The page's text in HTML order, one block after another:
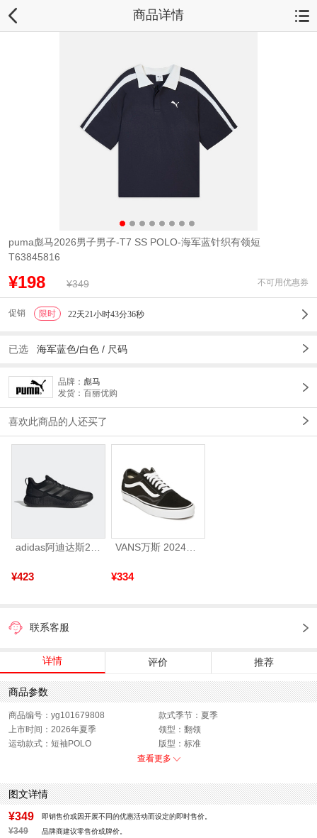
商品详情
puma彪马2026男子男子-T7 SS POLO-海军蓝针织有领短
T63845816
¥198 ¥349 不可用优惠券
促销 限时 22天21小时43分36秒
已选 海军蓝色/白色 / 尺码
品牌： 彪马
发货：百丽优购
喜欢此商品的人还买了
adidas阿迪达斯2025中性edge gamedaySPW FTW-跑步GW2499
¥423
VANS万斯 2024年新款中性OldSkool帆布鞋/硫化鞋VN000D3HY28（延续款）
¥334
联系客服
详情 评价 推荐
商品参数
商品编号：yg101679808
款式季节：夏季
上市时间：2026年夏季
领型：翻领
运动款式：短袖POLO
版型：标准
查看更多
图文详情
¥349 即销售价或因开展不同的优惠活动而设定的即时售价。
¥349 品牌商建议零售价或牌价。